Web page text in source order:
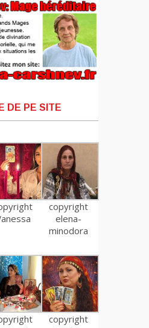
DE PE SITE
copyright
elena-
minodora
copyright